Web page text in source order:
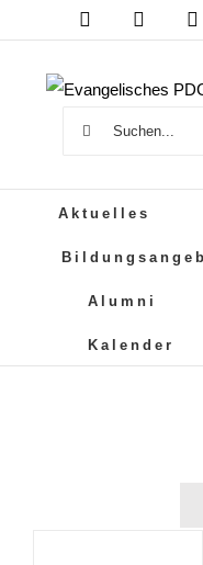
springen
DSB Mensa
Suche
Aktuelles
Alumni
Kalender